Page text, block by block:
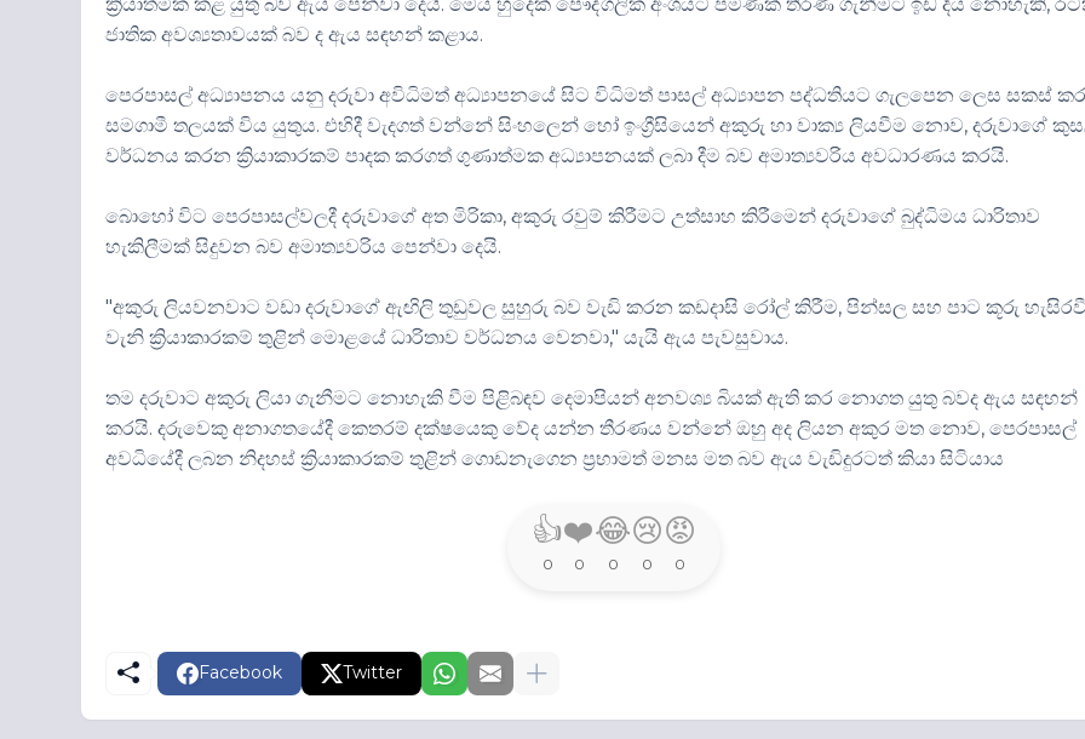
ජාතික අවශ්‍යතාවයක් බව ද ඇය සඳහන් කළාය.
පෙරපාසල් අධ්‍යාපනය යනු දරුවා අවිධිමත් අධ්‍යාපනයේ සිට විධිමත් පාසල් අධ්‍යාපන පද්ධතියට ගැලපෙන ලෙස සකස්
සමගාමී තලයක් විය යුතුය. එහිදී වැදගත් වන්නේ සිංහලෙන් හෝ ඉංග්‍රීසියෙන් අකුරු හා වාක්‍ය ලියවීම නොව, දරුවාගේ
වර්ධනය කරන ක්‍රියාකාරකම් පාදක කරගත් ගුණාත්මක අධ්‍යාපනයක් ලබා දීම බව අමාත්‍යවරිය අවධාරණය කරයි.
බොහෝ විට පෙරපාසල්වලදී දරුවාගේ අත මිරිකා, අකුරු රවුම් කිරීමට උත්සාහ කිරීමෙන් දරුවාගේ බුද්ධිමය ධාරිතාව
හැකිලීමක් සිදුවන බව අමාත්‍යවරිය පෙන්වා දෙයි.
"අකුරු ලියවනවාට වඩා දරුවාගේ ඇඟිලි තුඩුවල සුහුරු බව වැඩි කරන කඩදාසි රෝල් කිරීම, පින්සල සහ පාට කූරු
වැනි ක්‍රියාකාරකම් තුළින් මොළයේ ධාරිතාව වර්ධනය වෙනවා," යැයි ඇය පැවසුවාය.
තම දරුවාට අකුරු ලියා ගැනීමට නොහැකි වීම පිළිබඳව දෙමාපියන් අනවශ්‍ය බියක් ඇති කර නොගත යුතු බවද ඇය සඳහන්
කරයි. දරුවෙකු අනාගතයේදී කෙතරම් දක්ෂයෙකු වේද යන්න තීරණය වන්නේ ඔහු අද ලියන අකුර මත නොව, පෙරපාසල්
අවධියේදී ලබන නිදහස් ක්‍රියාකාරකම් තුළින් ගොඩනැගෙන ප්‍රභාමත් මනස මත බව ඇය වැඩිදුරටත් කියා සිටියාය
👍
0
❤️
0
😂
0
😢
0
😡
0
Facebook Twitter